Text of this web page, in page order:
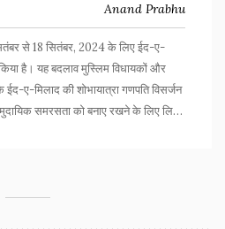
Anand Prabhu
से 18 सितंबर, 2024 के लिए ईद-ए-
है। यह बदलाव मुस्लिम विधायकों और
ए-मिलाद की शोभायात्रा गणपति विसर्जन
समरसता को बनाए रखने के लिए लिया